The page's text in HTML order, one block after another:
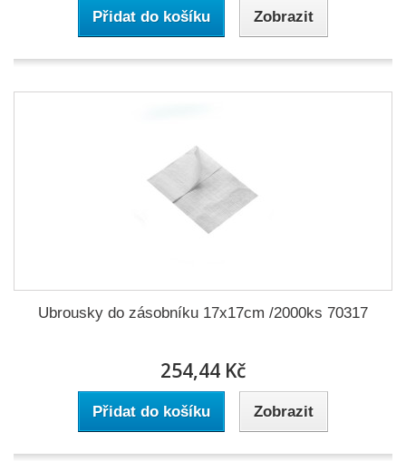
Přidat do košíku Zobrazit
Ubrousky do zásobníku 17x17cm /2000ks 70317
254,44 Kč
Přidat do košíku Zobrazit